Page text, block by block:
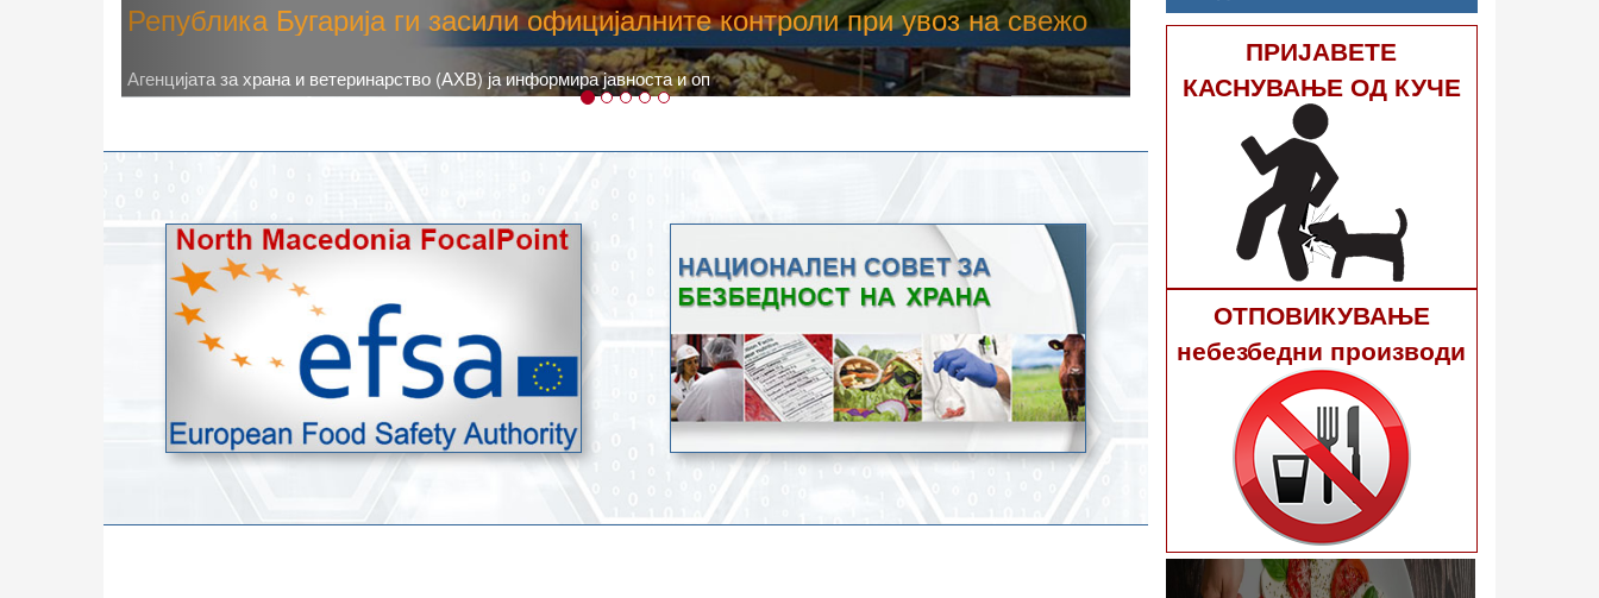
Високите температури ризик од труење со храна, опасни се и за
животните
Новото најавено зголемување на дневните температури, кое според метеоролозите во одредени региони ќе достигне 40
степени, ги зголемува ризиците од појава на труење со храна.
ПРИЈАВЕТЕ
КАСНУВАЊЕ ОД КУЧЕ
ОТПОВИКУВАЊЕ
небезбедни производи